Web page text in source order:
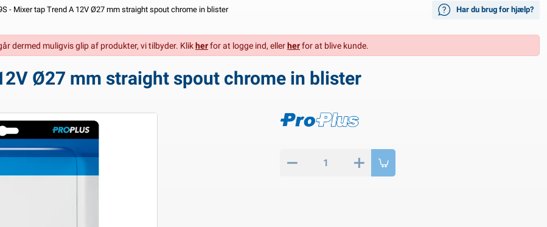
- Mixer tap Trend A 12V Ø27 mm straight spout chrome in blister Har du brug for hjælp?
dermed muligvis glip af produkter, vi tilbyder. Klikherfor at logge ind, ellerherfor at blive kunde.
Ø27 mm straight spout chrome in blister